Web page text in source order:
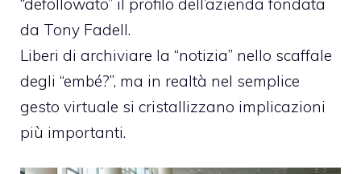
da Tony Fadell.
Liberi di archiviare la “notizia” nello scaffale
degli “embé?”, ma in realtà nel semplice
gesto virtuale si cristallizzano implicazioni
più importanti.